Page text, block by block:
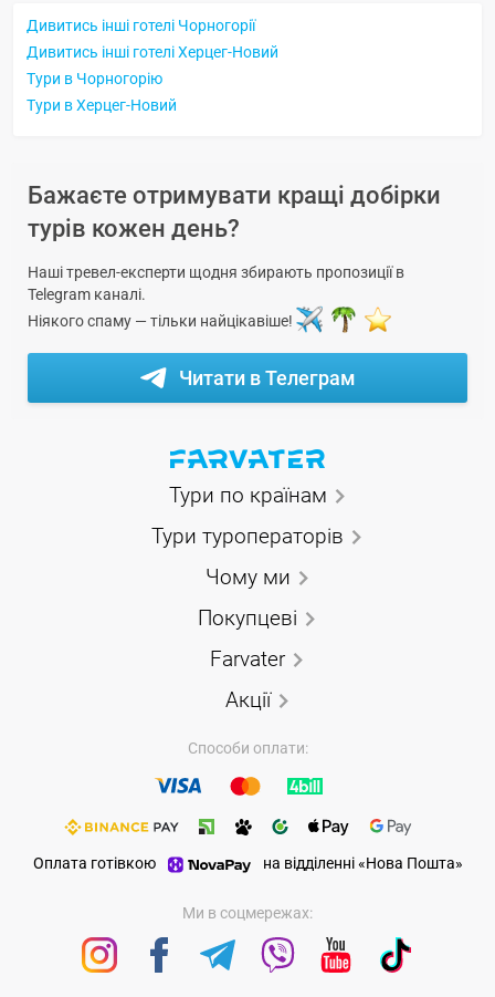
Дивитись інші готелі Чорногорії
Дивитись інші готелі Херцег-Новий
Тури в Чорногорію
Тури в Херцег-Новий
Бажаєте отримувати кращі добірки
турів кожен день?
Наші тревел-експерти щодня збирають пропозиції в
Telegram каналі.
Ніякого спаму — тільки найцікавіше!
Читати в Телеграм
Тури по країнам
Тури туроператорів
Чому ми
Покупцеві
Farvater
Акції
Способи оплати:
Оплата готівкою на відділенні «Нова Пошта»
Ми в соцмережах: